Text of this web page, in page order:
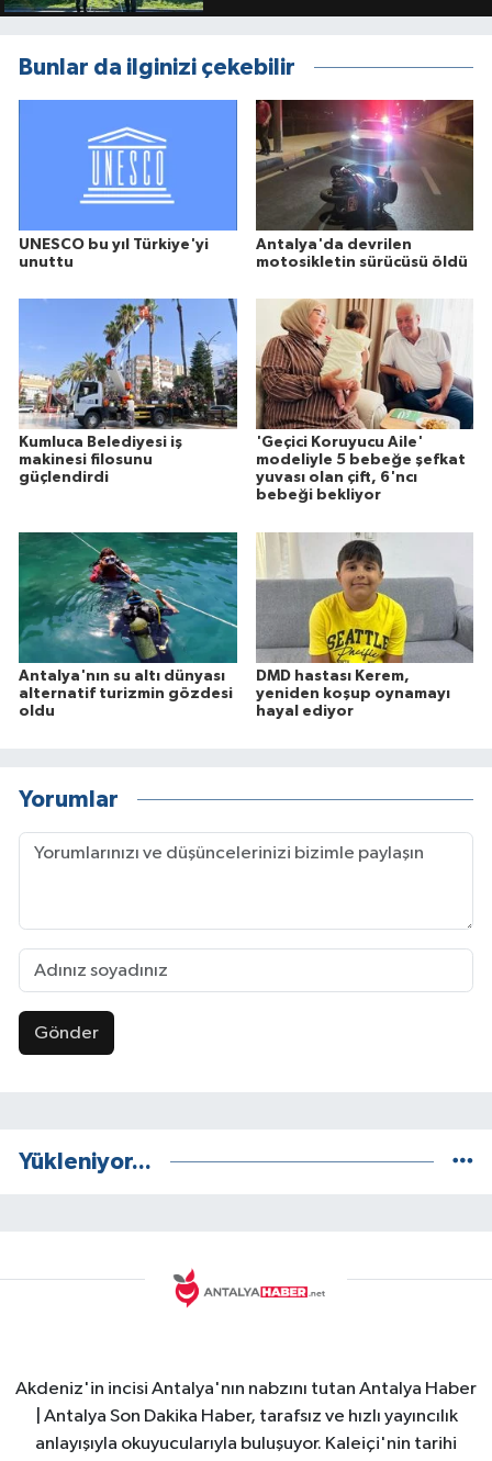
Bunlar da ilginizi çekebilir
UNESCO bu yıl Türkiye'yi
unuttu
Antalya'da devrilen
motosikletin sürücüsü öldü
Kumluca Belediyesi iş
makinesi filosunu
güçlendirdi
'Geçici Koruyucu Aile'
modeliyle 5 bebeğe şefkat
yuvası olan çift, 6'ncı
bebeği bekliyor
Antalya'nın su altı dünyası
alternatif turizmin gözdesi
oldu
DMD hastası Kerem,
yeniden koşup oynamayı
hayal ediyor
Yorumlar
Gönder
Yükleniyor...
Akdeniz'in incisi Antalya'nın nabzını tutan Antalya Haber
| Antalya Son Dakika Haber, tarafsız ve hızlı yayıncılık
anlayışıyla okuyucularıyla buluşuyor. Kaleiçi'nin tarihi